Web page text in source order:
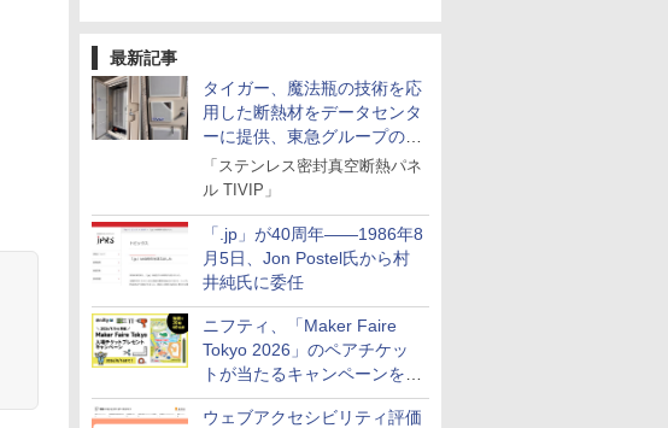
最新記事
タイガー、魔法瓶の技術を応
用した断熱材をデータセンタ
ーに提供、東急グループの実
証実験で
「ステンレス密封真空断熱パネ
ル TIVIP」
「.jp」が40周年――1986年8
月5日、Jon Postel氏から村
井純氏に委任
ニフティ、「Maker Faire
Tokyo 2026」のペアチケッ
トが当たるキャンペーンをX
で実施。8月16日まで
ウェブアクセシビリティ評価